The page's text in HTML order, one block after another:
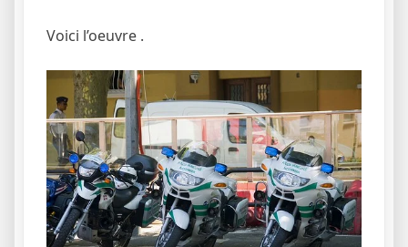
Voici l’oeuvre .